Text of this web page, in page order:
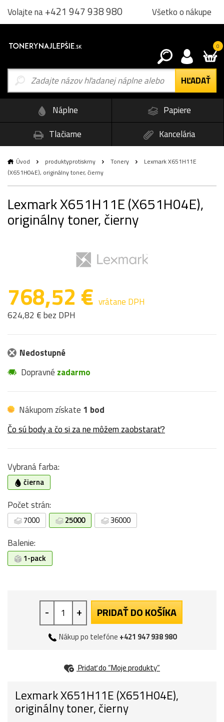
Volajte na+421 947 938 980 Všetko o nákupe
0
Náplne
Papiere
Tlačiarne
Kancelária
Úvod produktyprotiskrny Tonery
Lexmark X651H11E
(X651H04E), originálny toner, čierny
Lexmark X651H11E (X651H04E),
originálny toner, čierny
768,52 € vrátane DPH
624,82 € bez DPH
Nedostupné
Dopravné zadarmo
Nákupom získate 1 bod
Čo sú body a čo si za ne môžem zaobstarať?
Vybraná farba:
čierna
Počet strán:
7000 25000 36000
Balenie:
1-pack
- + PRIDAŤ DO KOŠÍKA
Nákup po telefóne +421 947 938 980
Pridať do “Moje produkty”
Lexmark X651H11E (X651H04E),
originálny toner, čierny